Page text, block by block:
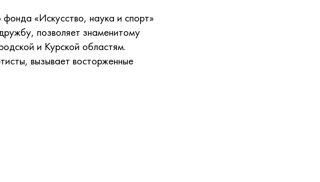
фонда «Искусство, наука и спорт»
позволяет знаменитому
и Курской областям.
вызывает восторженные